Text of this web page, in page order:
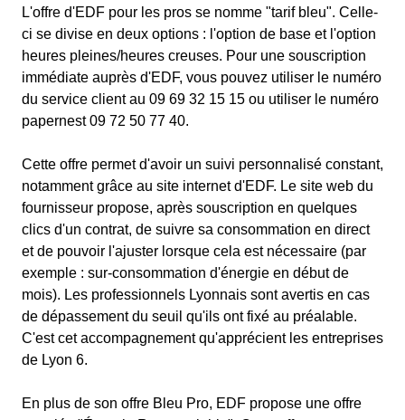
L'offre d'EDF pour les pros se nomme "tarif bleu". Celle-
ci se divise en deux options : l'option de base et l'option
heures pleines/heures creuses. Pour une souscription
immédiate auprès d'EDF, vous pouvez utiliser le numéro
du service client au 09 69 32 15 15 ou utiliser le numéro
papernest 09 72 50 77 40.
Cette offre permet d'avoir un suivi personnalisé constant,
notamment grâce au site internet d'EDF. Le site web du
fournisseur propose, après souscription en quelques
clics d'un contrat, de suivre sa consommation en direct
et de pouvoir l'ajuster lorsque cela est nécessaire (par
exemple : sur-consommation d'énergie en début de
mois). Les professionnels Lyonnais sont avertis en cas
de dépassement du seuil qu'ils ont fixé au préalable.
C'est cet accompagnement qu'apprécient les entreprises
de Lyon 6.
En plus de son offre Bleu Pro, EDF propose une offre